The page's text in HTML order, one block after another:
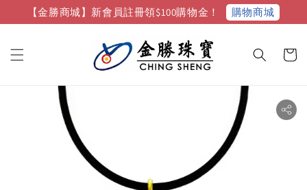
【金勝商城】新會員註冊領$100購物金！ 購物商城